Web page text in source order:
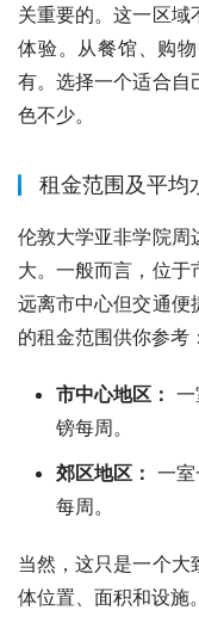
关重要的。这一区域
体验。从餐馆、购
有。选择一个适合自
色不少。
租金范围及平均
伦敦大学亚非学院周
大。一般而言，位于
远离市中心但交通便
的租金范围供你参考：
市中心地区：
镑每周。
郊区地区： 一
每周。
当然，这只是一个大
体位置、面积和设施。